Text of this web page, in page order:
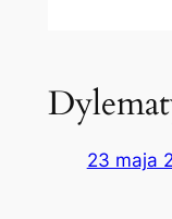
23 maja